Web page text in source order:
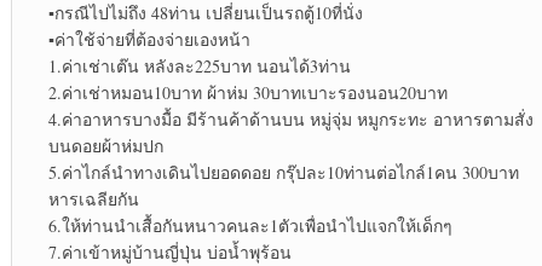
▪︎กรณีไปไม่ถึง 48ท่าน เปลี่ยนเป็นรถตู้10ที่นั่ง
▪︎ค่าใช้จ่ายที่ต้องจ่ายเองหน้า
1.ค่าเช่าเต๊น หลังละ225บาท นอนได้3ท่าน
2.ค่าเช่าหมอน10บาท ผ้าห่ม 30บาทเบาะรองนอน20บาท
4.ค่าอาหารบางมื้อ มีร้านค้าด้านบน หมู่จุ่ม หมูกระทะ อาหารตามสั่ง
บนดอยผ้าห่มปก
5.ค่าไกล์นำทางเดินไปยอดดอย กรุ๊ปละ10ท่านต่อไกล์1คน 300บาท
หารเฉลียกัน
6.ให้ท่านนำเสื้อกันหนาวคนละ1ตัวเพื่อนำไปแจกให้เด็กๆ
7.ค่าเข้าหมู่บ้านญี่ปุ่น บ่อน้ำพุร้อน